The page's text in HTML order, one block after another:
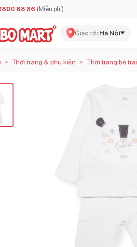
68 86 (Miễn phí)
Giao tới:Hà Nội
> Thời trang & phụ kiện > Thời trang bé trai